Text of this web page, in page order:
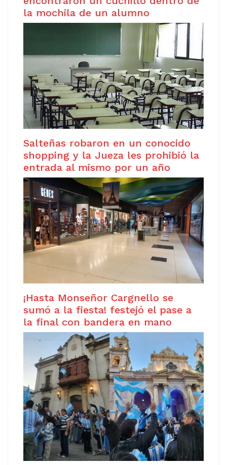
la mochila de un alumno
Salteñas robaron en un conocido
shopping y la Jueza les prohibió la
entrada al mismo por un año
¡Hasta Monseñor Cargnello se
sumó a la fiesta! festejó el pase a
la final con bandera en mano